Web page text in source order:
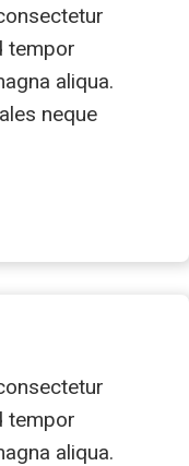
tempor
aliqua.
neque
tempor
aliqua.